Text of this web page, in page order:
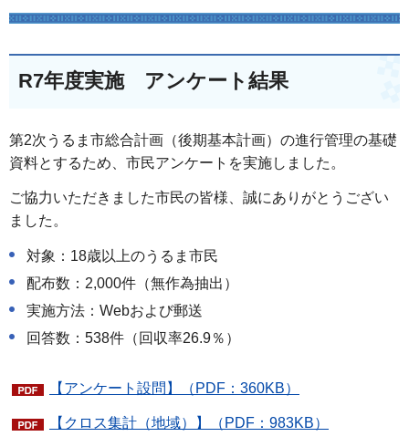
R7年度実施 アンケート結果
第2次うるま市総合計画（後期基本計画）の進行管理の基礎
資料とするため、市民アンケートを実施しました。
ご協力いただきました市民の皆様、誠にありがとうござい
ました。
対象：18歳以上のうるま市民
配布数：2,000件（無作為抽出）
実施方法：Webおよび郵送
回答数：538件（回収率26.9％）
【アンケート設問】（PDF：360KB）
【クロス集計（地域）】（PDF：983KB）